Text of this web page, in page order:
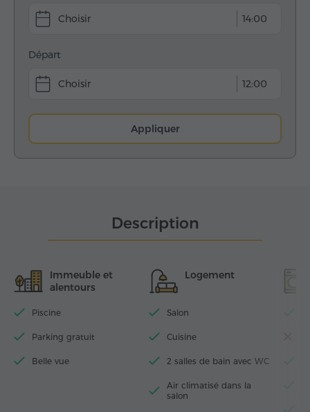
14:00
Départ
12:00
Appliquer
Description
Immeuble et
alentours
Piscine
Parking gratuit
Belle vue
Logement
Salon
Cuisine
2 salles de bain avec WC
Air climatisé dans la
salon